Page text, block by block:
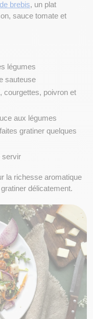
brebis, un plat
sauce tomate et
légumes
sauteuse
courgettes, poivron et
aux légumes
gratiner quelques
servir
la richesse aromatique
délicatement.